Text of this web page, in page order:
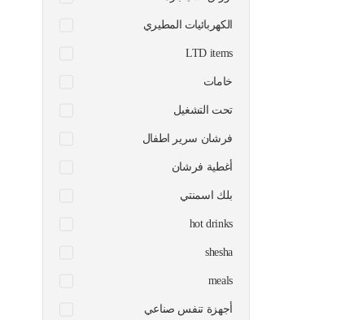
الكهربائيات المطيري
LTD items
خامات
تحت التشغيل
فرشان سرير اطفال
أغطية فرشان
بلك اسمنتي
hot drinks
shesha
meals
أجهزة تنفس صناعي